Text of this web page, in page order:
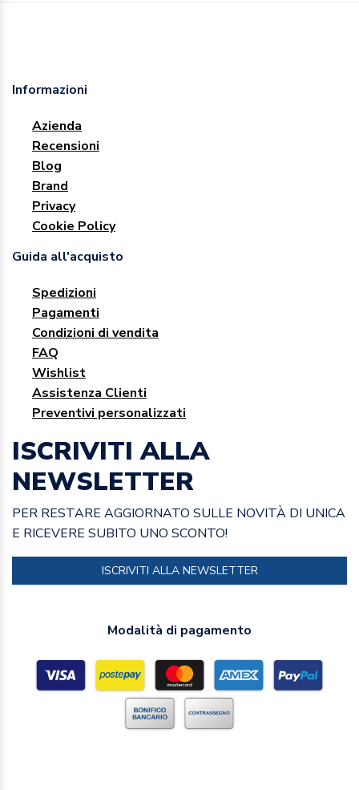
Informazioni
Azienda
Recensioni
Blog
Brand
Privacy
Cookie Policy
Guida all'acquisto
Spedizioni
Pagamenti
Condizioni di vendita
FAQ
Wishlist
Assistenza Clienti
Preventivi personalizzati
ISCRIVITI ALLA
NEWSLETTER
PER RESTARE AGGIORNATO SULLE NOVITÀ DI UNICA
E RICEVERE SUBITO UNO SCONTO!
ISCRIVITI ALLA NEWSLETTER
Modalità di pagamento